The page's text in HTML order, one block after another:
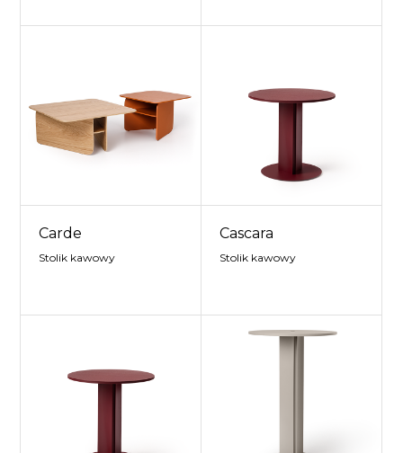
Carde
Stolik kawowy
Cascara
Stolik kawowy